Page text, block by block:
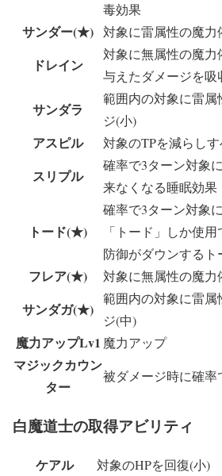
毒効果
サンダー(★) 対象に雷属性の魔
ドレイン
対象に無属性の魔
与えたダメージを吸
サンダラ
範囲内の対象に雷
ジ(小)
アスピル 対象のTPを減らし
スリプル
確率で3ターン対象
来なくなる睡眠効果
トード(★)
確率で3ターン対象
「トード」しか使
防御がダウンするト
フレア(★) 対象に無属性の魔
サンダガ(★)
範囲内の対象に雷
ジ(中)
魔力アップLv1 魔力アップ
マジックカウン
ター
被ダメージ時に確率
白魔道士の取得アビリティ
ケアル 対象のHPを回復(小)